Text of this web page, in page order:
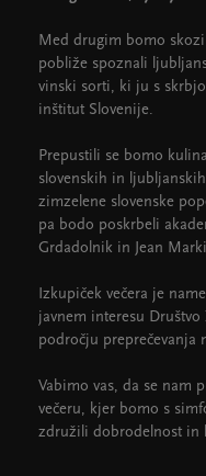
Med drugim bomo skozi
pobliže spoznali
vinski sorti, ki ju s
inštitut Slovenije.
Prepustili se bomo
slovenskih in
zimzelene slovenske
pa bodo poskrbeli
Grdadolnik in Jean
Izkupiček večera je
javnem interesu Društvo
področju preprečevanja
Vabimo vas, da se nam
večeru, kjer bomo s
združili dobrodelnost in